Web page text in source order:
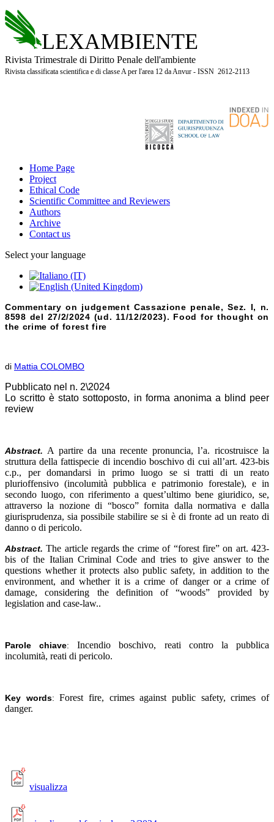
LEXAMBIENTE
Rivista Trimestrale di Diritto Penale dell'ambiente
Rivista classificata scientifica e di classe A per l'area 12 da Anvur - ISSN 2612-2113
Home Page
Project
Ethical Code
Scientific Committee and Reviewers
Authors
Archive
Contact us
Select your language
Commentary on judgement Cassazione penale, Sez. I, n.
8598 del 27/2/2024 (ud. 11/12/2023). Food for thought on
the crime of forest fire
di Mattia COLOMBO
Pubblicato nel n. 2\2024
Lo scritto è stato sottoposto, in forma anonima a blind peer
review
Abstract. A partire da una recente pronuncia, l’a. ricostruisce la
struttura della fattispecie di incendio boschivo di cui all’art. 423-bis
c.p., per domandarsi in primo luogo se si tratti di un reato
plurioffensivo (incolumità pubblica e patrimonio forestale), e in
secondo luogo, con riferimento a quest’ultimo bene giuridico, se,
attraverso la nozione di “bosco” fornita dalla normativa e dalla
giurisprudenza, sia possibile stabilire se si è di fronte ad un reato di
danno o di pericolo.
Abstract.The article regards the crime of “forest fire” on art. 423-
bis of the Italian Criminal Code and tries to give answer to the
questions whether it protects also public safety, in addition to the
environment, and whether it is a crime of danger or a crime of
damage, considering the definition of “woods” provided by
legislation and case-law..
Parole chiave:Incendio boschivo, reati contro la pubblica
incolumità, reati di pericolo.
Key words:Forest fire, crimes against public safety, crimes of
danger.
visualizza